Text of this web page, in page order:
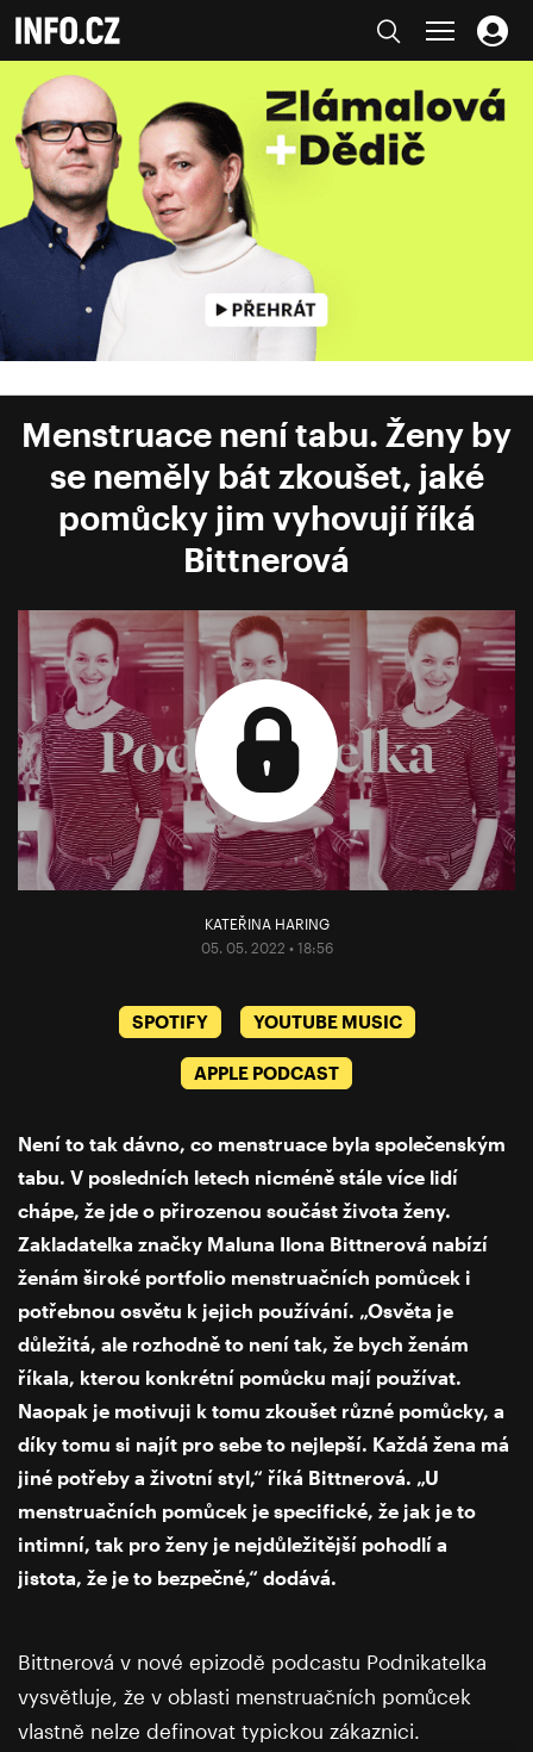
Menstruace není tabu. Ženy by
se neměly bát zkoušet, jaké
pomůcky jim vyhovují říká
Bittnerová
KATEŘINA HARING
05. 05. 2022 • 18:56
SPOTIFY YOUTUBE MUSIC
APPLE PODCAST
Není to tak dávno, co menstruace byla společenským
tabu. V posledních letech nicméně stále více lidí
chápe, že jde o přirozenou součást života ženy.
Zakladatelka značky Maluna Ilona Bittnerová nabízí
ženám široké portfolio menstruačních pomůcek i
potřebnou osvětu k jejich používání. „Osvěta je
důležitá, ale rozhodně to není tak, že bych ženám
říkala, kterou konkrétní pomůcku mají používat.
Naopak je motivuji k tomu zkoušet různé pomůcky, a
díky tomu si najít pro sebe to nejlepší. Každá žena má
jiné potřeby a životní styl,“ říká Bittnerová. „U
menstruačních pomůcek je specifické, že jak je to
intimní, tak pro ženy je nejdůležitější pohodlí a
jistota, že je to bezpečné,“ dodává.
Bittnerová v nové epizodě podcastu Podnikatelka
vysvětluje, že v oblasti menstruačních pomůcek
vlastně nelze definovat typickou zákaznici.